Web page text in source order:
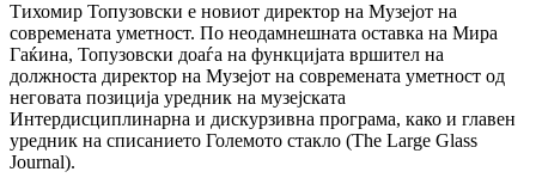
Тихомир Топузовски е новиот директор на Музејот на
современата уметност. По неодамнешната оставка на Мира
Гаќина, Топузовски доаѓа на функцијата вршител на
должноста директор на Музејот на современата уметност од
неговата позиција уредник на музејската
Интердисциплинарна и дискурзивна програма, како и главен
уредник на списанието Големото стакло (The Large Glass
Journal).